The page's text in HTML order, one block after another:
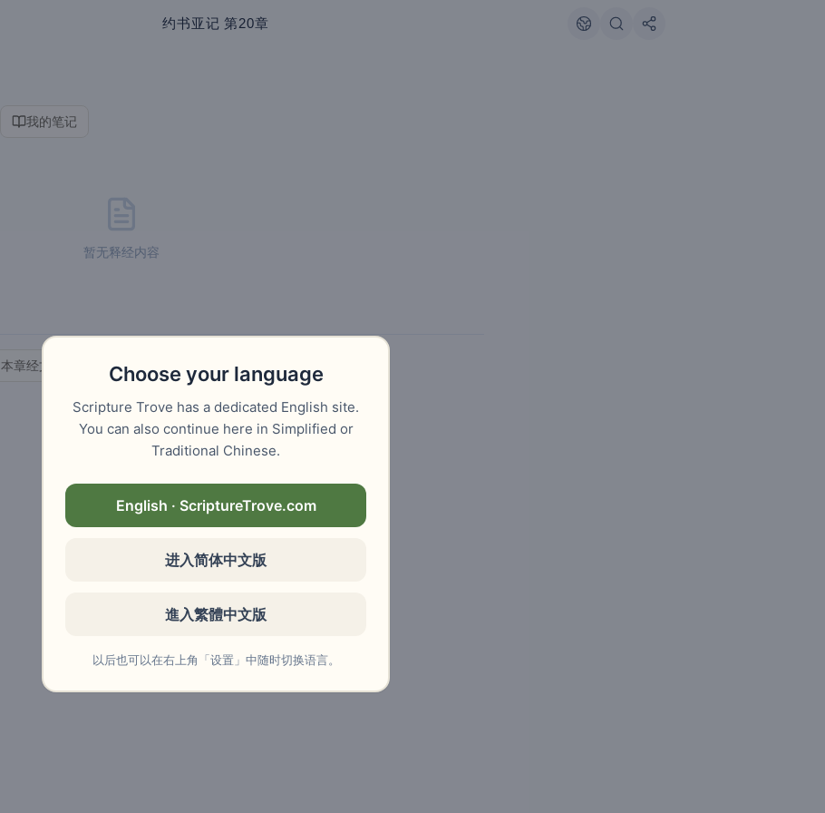
约书亚记 第20章
我的笔记
暂无释经内容
本章经文 学完本章
Choose your language
Scripture Trove has a dedicated English site.
You can also continue here in Simplified or
Traditional Chinese.
English · ScriptureTrove.com
进入简体中文版
進入繁體中文版
以后也可以在右上角「设置」中随时切换语言。